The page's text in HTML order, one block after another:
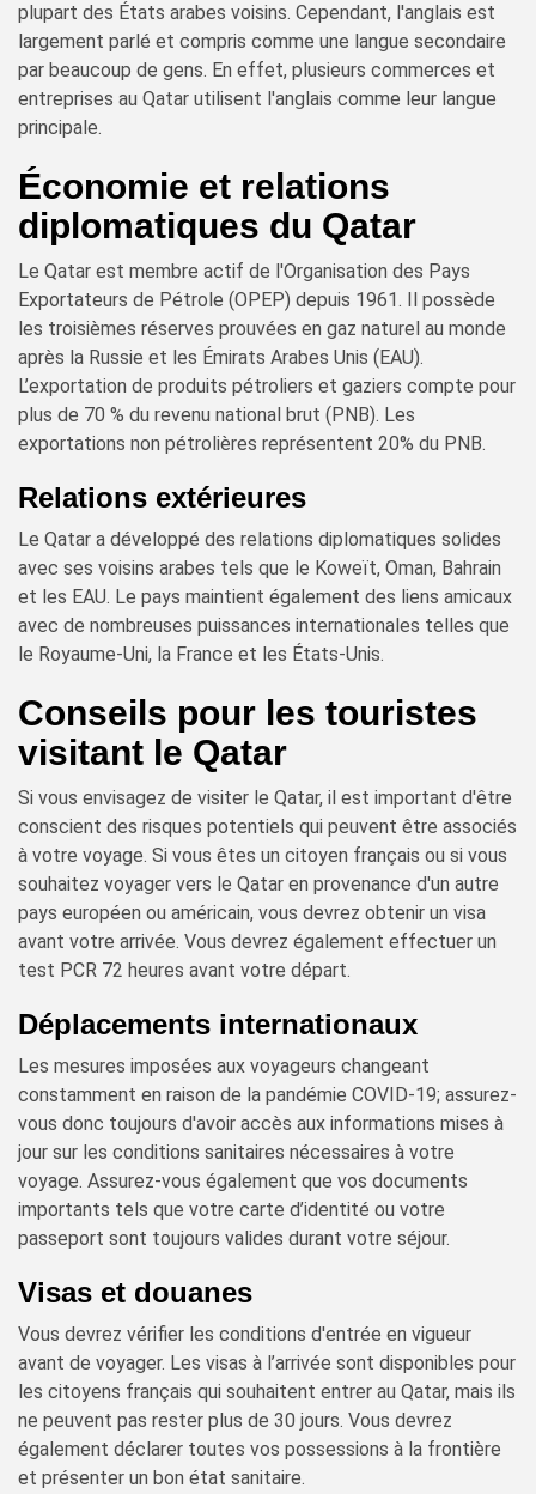
plupart des États arabes voisins. Cependant, l'anglais est
largement parlé et compris comme une langue secondaire
par beaucoup de gens. En effet, plusieurs commerces et
entreprises au Qatar utilisent l'anglais comme leur langue
principale.
Économie et relations
diplomatiques du Qatar
Le Qatar est membre actif de l'Organisation des Pays
Exportateurs de Pétrole (OPEP) depuis 1961. Il possède
les troisièmes réserves prouvées en gaz naturel au monde
après la Russie et les Émirats Arabes Unis (EAU).
L’exportation de produits pétroliers et gaziers compte pour
plus de 70 % du revenu national brut (PNB). Les
exportations non pétrolières représentent 20% du PNB.
Relations extérieures
Le Qatar a développé des relations diplomatiques solides
avec ses voisins arabes tels que le Koweït, Oman, Bahrain
et les EAU. Le pays maintient également des liens amicaux
avec de nombreuses puissances internationales telles que
le Royaume-Uni, la France et les États-Unis.
Conseils pour les touristes
visitant le Qatar
Si vous envisagez de visiter le Qatar, il est important d'être
conscient des risques potentiels qui peuvent être associés
à votre voyage. Si vous êtes un citoyen français ou si vous
souhaitez voyager vers le Qatar en provenance d'un autre
pays européen ou américain, vous devrez obtenir un visa
avant votre arrivée. Vous devrez également effectuer un
test PCR 72 heures avant votre départ.
Déplacements internationaux
Les mesures imposées aux voyageurs changeant
constamment en raison de la pandémie COVID-19; assurez-
vous donc toujours d'avoir accès aux informations mises à
jour sur les conditions sanitaires nécessaires à votre
voyage. Assurez-vous également que vos documents
importants tels que votre carte d’identité ou votre
passeport sont toujours valides durant votre séjour.
Visas et douanes
Vous devrez vérifier les conditions d'entrée en vigueur
avant de voyager. Les visas à l’arrivée sont disponibles pour
les citoyens français qui souhaitent entrer au Qatar, mais ils
ne peuvent pas rester plus de 30 jours. Vous devrez
également déclarer toutes vos possessions à la frontière
et présenter un bon état sanitaire.